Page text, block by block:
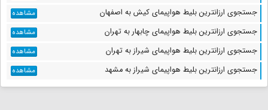
جستجوی ارزانترین بلیط هواپیمای کیش به اصفهان مشاهده
جستجوی ارزانترین بلیط هواپیمای چابهار به تهران مشاهده
جستجوی ارزانترین بلیط هواپیمای شیراز به تهران مشاهده
جستجوی ارزانترین بلیط هواپیمای شیراز به مشهد مشاهده